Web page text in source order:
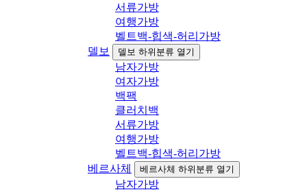
서류가방
여행가방
벨트백-힙색-허리가방
델보
델보 하위분류 열기
남자가방
여자가방
백팩
클러치백
서류가방
여행가방
벨트백-힙색-허리가방
베르사체
베르사체 하위분류 열기
남자가방